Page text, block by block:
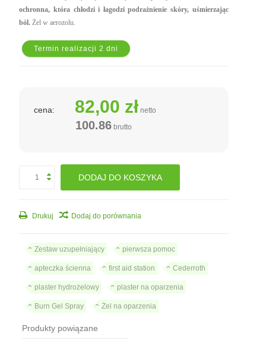
ochronna, która chłodzi i łagodzi podrażnienie skóry, uśmierzając
ból. Żel w aerozolu.
Termin realizacji 2 dni
cena: 82,00 zł netto
100.86 brutto
DODAJ DO KOSZYKA
Drukuj Dodaj do porównania
Zestaw uzupełniający pierwsza pomoc
apteczka ścienna first aid station Cederroth
plaster hydrożelowy plaster na oparzenia
Burn Gel Spray Żel na oparzenia
Produkty powiązane